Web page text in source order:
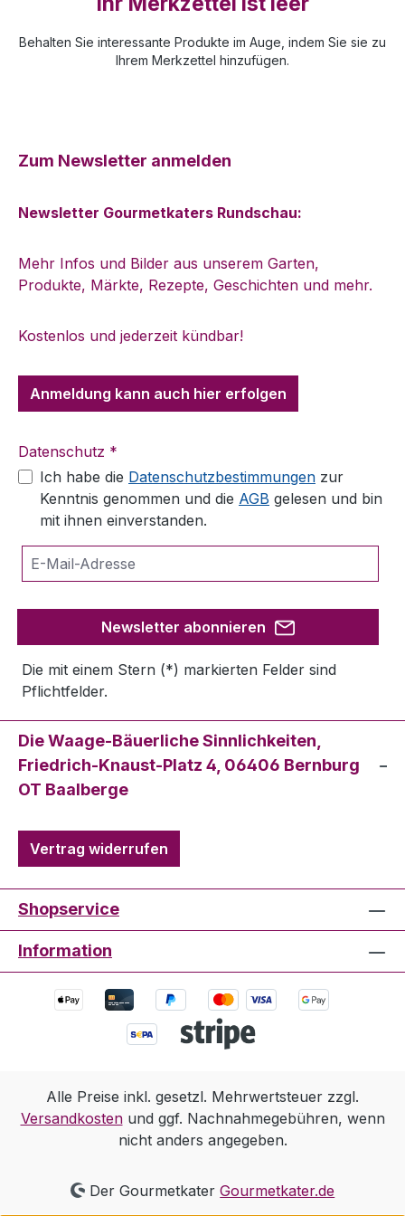
Behalten Sie interessante Produkte im Auge, indem Sie sie zu
Ihrem Merkzettel hinzufügen.
Zum Newsletter anmelden
Newsletter Gourmetkaters Rundschau:
Mehr Infos und Bilder aus unserem Garten,
Produkte, Märkte, Rezepte, Geschichten und mehr.
Kostenlos und jederzeit kündbar!
Anmeldung kann auch hier erfolgen
Datenschutz *
Ich habe die Datenschutzbestimmungen zur
Kenntnis genommen und die AGB gelesen und bin
mit ihnen einverstanden.
Newsletter abonnieren
Die mit einem Stern (*) markierten Felder sind
Pflichtfelder.
Die Waage-Bäuerliche Sinnlichkeiten,
Friedrich-Knaust-Platz 4, 06406 Bernburg
OT Baalberge
Vertrag widerrufen
Shopservice
Information
Alle Preise inkl. gesetzl. Mehrwertsteuer zzgl.
Versandkostenund ggf. Nachnahmegebühren, wenn
nicht anders angegeben.
Der GourmetkaterGourmetkater.de